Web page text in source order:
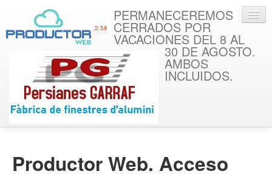
2.58
PERMANECEREMOS
CERRADOS POR
VACACIONES DEL 8 AL
30 DE AGOSTO.
AMBOS
INCLUIDOS.
Productor Web. Acceso